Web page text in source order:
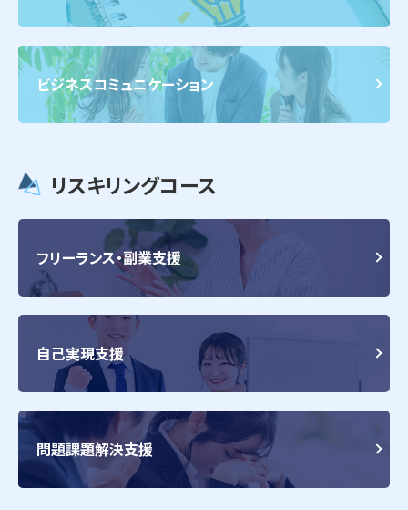
ビジネスコミュニケーション
リスキリングコース
フリーランス・副業支援
自己実現支援
問題課題解決支援